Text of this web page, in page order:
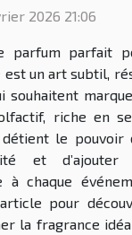
2026 21:06
parfum parfait
est un art subtil,
souhaitent
olfactif, riche en
détient le pouvoir
et d’ajouter
à chaque
pour
la fragrance